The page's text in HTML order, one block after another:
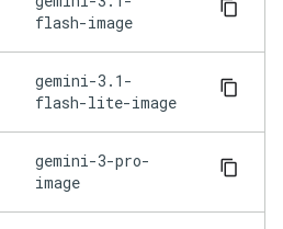
flash-image
gemini-3.1-
flash-lite-image
gemini-3-pro-
image